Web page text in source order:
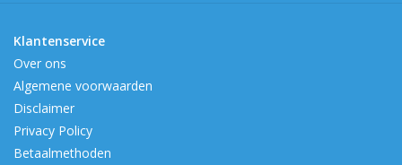
Klantenservice
Over ons
Algemene voorwaarden
Disclaimer
Privacy Policy
Betaalmethoden